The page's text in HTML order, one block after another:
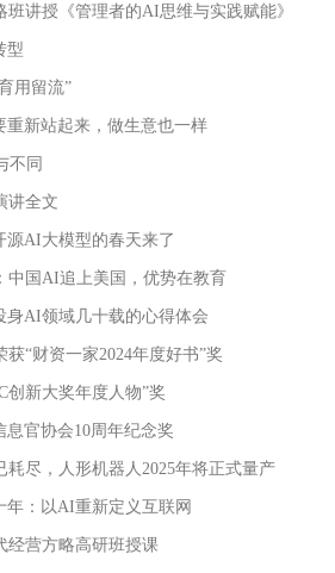
讲授《管理者的AI思维与实践赋能》
型
用留流”
重新站起来，做生意也一样
不同
讲全文
源AI大模型的春天来了
中国AI追上美国，优势在教育
身AI领域几十载的心得体会
“财资一家2024年度好书”奖
创新大奖年度人物”奖
官协会10周年纪念奖
尽，人形机器人2025年将正式量产
年：以AI重新定义互联网
经营方略高研班授课